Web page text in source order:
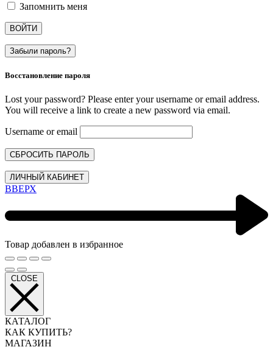
Запомнить меня
ВОЙТИ
Забыли пароль?
Восстановление пароля
Lost your password? Please enter your username or email address.
You will receive a link to create a new password via email.
Username or email
СБРОСИТЬ ПАРОЛЬ
ЛИЧНЫЙ КАБИНЕТ
ВВЕРХ
Товар добавлен в избранное
CLOSE
КАТАЛОГ
КАК КУПИТЬ?
МАГАЗИН